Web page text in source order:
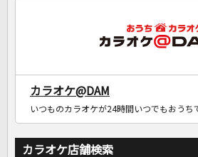
カラオケ@DAM
いつものカラオケが24時間いつでもおうち
カラオケ店舗検索